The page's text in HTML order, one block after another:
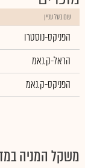
שם בעל עניין
הפניקס-נוסטרו
הראל-ק.נאמ
הפניקס-ק.נאמ
משקל המניה